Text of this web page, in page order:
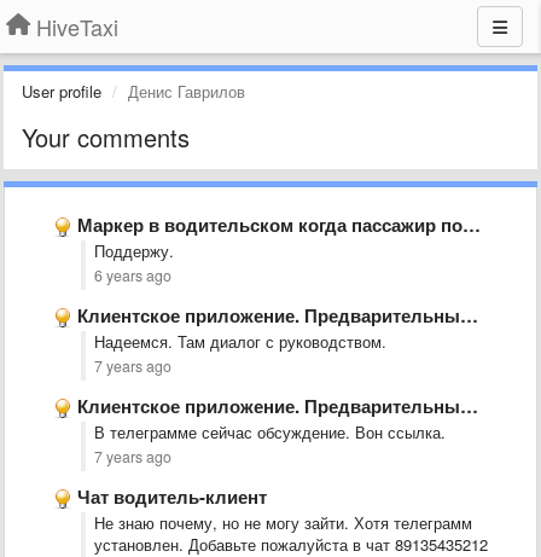
HiveTaxi
User profile Денис Гаврилов
Your comments
Маркер в водительском когда пассажир подымает стоимость
Поддержу.
6 years ago
Клиентское приложение. Предварительный заказ. Срывы заказов.
Надеемся. Там диалог с руководством.
7 years ago
Клиентское приложение. Предварительный заказ. Срывы заказов.
В телеграмме сейчас обсуждение. Вон ссылка.
7 years ago
Чат водитель-клиент
Не знаю почему, но не могу зайти. Хотя телеграмм
установлен. Добавьте пожалуйста в чат 89135435212